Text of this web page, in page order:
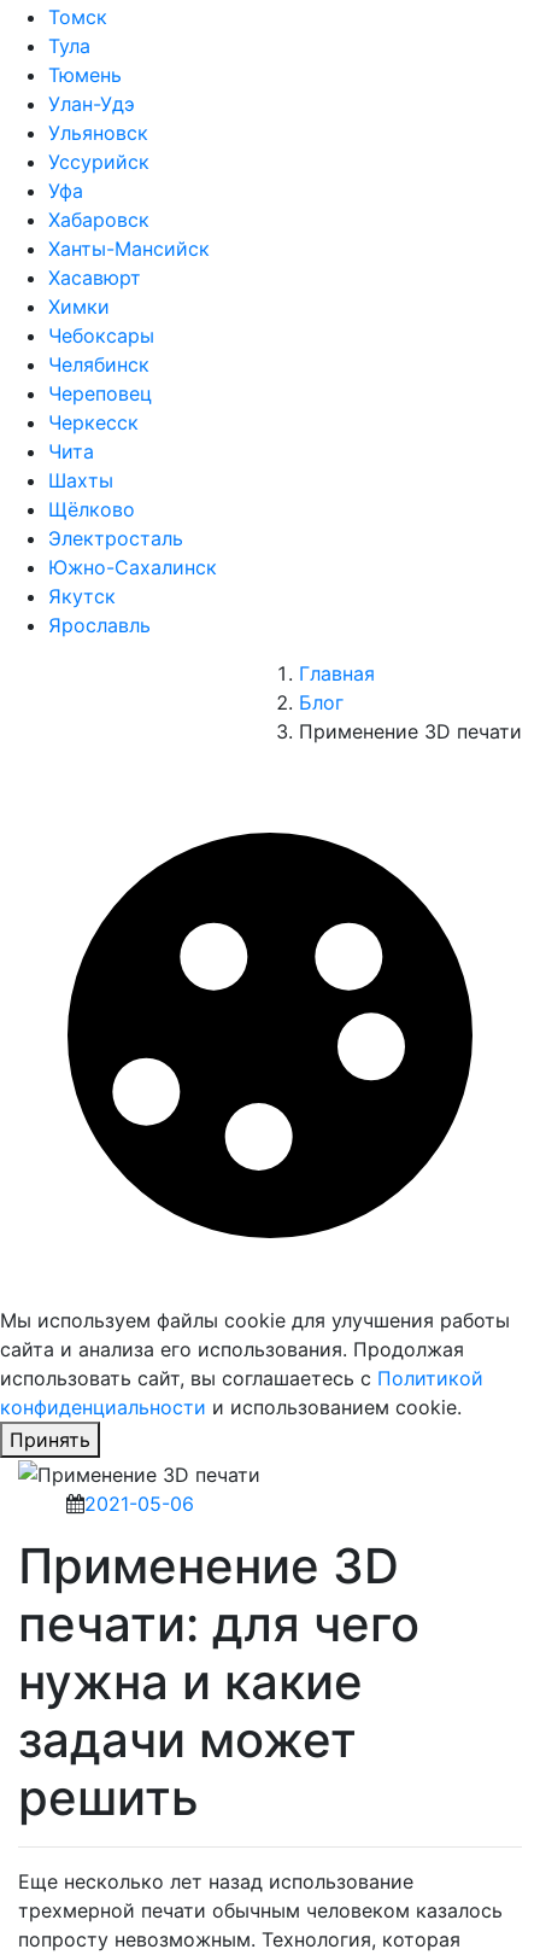
Томск
Тула
Тюмень
Улан-Удэ
Ульяновск
Уссурийск
Уфа
Хабаровск
Ханты-Мансийск
Хасавюрт
Химки
Чебоксары
Челябинск
Череповец
Черкесск
Чита
Шахты
Щёлково
Электросталь
Южно-Сахалинск
Якутск
Ярославль
Главная
Блог
Применение 3D печати
Мы используем файлы cookie для улучшения работы
сайта и анализа его использования. Продолжая
использовать сайт, вы соглашаетесь с Политикой
конфиденциальности и использованием cookie.
Принять
2021-05-06
Применение 3D
печати: для чего
нужна и какие
задачи может
решить
Еще несколько лет назад использование
трехмерной печати обычным человеком казалось
попросту невозможным. Технология, которая